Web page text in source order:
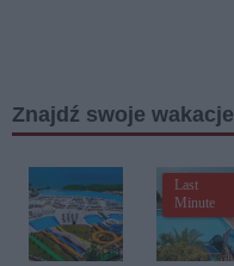
Znajdź swoje wakacje
Last
Minute